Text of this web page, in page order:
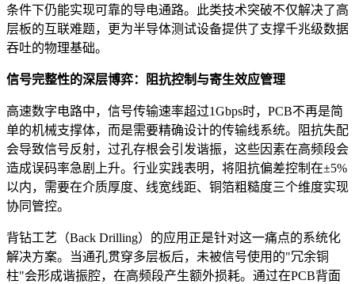
条件下仍能实现可靠的导电通路。此类技术突破不仅解决了高
层板的互联难题，更为半导体测试设备提供了支撑千兆级数据
吞吐的物理基础。
信号完整性的深层博弈：阻抗控制与寄生效应管理
高速数字电路中，信号传输速率超过1Gbps时，PCB不再是简
单的机械支撑体，而是需要精确设计的传输线系统。阻抗失配
会导致信号反射，过孔存根会引发谐振，这些因素在高频段会
造成误码率急剧上升。行业实践表明，将阻抗偏差控制在±5%
以内，需要在介质厚度、线宽线距、铜箔粗糙度三个维度实现
协同管控。
背钻工艺（Back Drilling）的应用正是针对这一痛点的系统化
解决方案。当通孔贯穿多层板后，未被信号使用的"冗余铜
柱"会形成谐振腔，在高频段产生额外损耗。通过在PCB背面